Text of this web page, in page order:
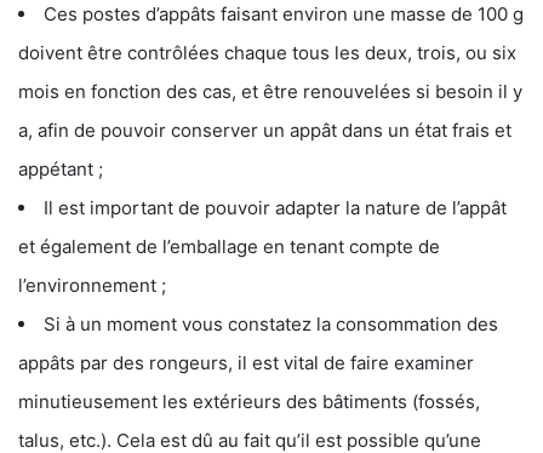
Ces postes d’appâts faisant environ une masse de 100 g
doivent être contrôlées chaque tous les deux, trois, ou six
mois en fonction des cas, et être renouvelées si besoin il y
a, afin de pouvoir conserver un appât dans un état frais et
appétant ;
Il est important de pouvoir adapter la nature de l’appât
et également de l’emballage en tenant compte de
l’environnement ;
Si à un moment vous constatez la consommation des
appâts par des rongeurs, il est vital de faire examiner
minutieusement les extérieurs des bâtiments (fossés,
talus, etc.). Cela est dû au fait qu’il est possible qu’une